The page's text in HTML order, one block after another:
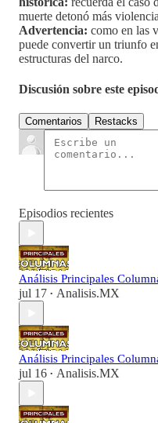
muerte detonó más
Advertencia: como en las
puede convertir un triunfo
estructuras del narco.
Discusión sobre este
Comentarios Restacks
Episodios recientes
Análisis Principales
jul 17 • Analisis.MX
Análisis Principales
jul 16 • Analisis.MX